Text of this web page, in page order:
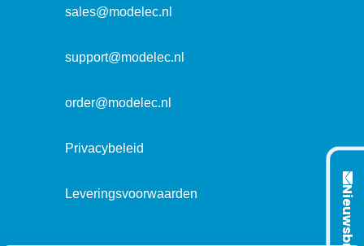
s
m
sales@modelec.nl
support@modelec.nl
order@modelec.nl
Privacybeleid
Leveringsvoorwaarden Nieuwsbrief